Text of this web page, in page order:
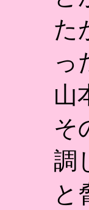
た
っ
山
そ
調
と